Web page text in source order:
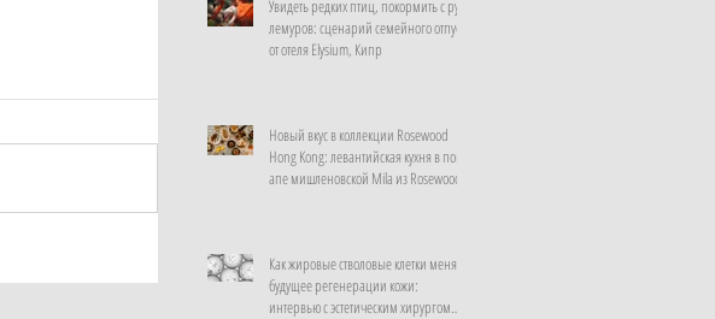
Увидеть редких птиц, покормить с рук
лемуров: сценарий семейного отпуска
от отеля Elysium, Кипр
Новый вкус в коллекции Rosewood
Hong Kong: левантийская кухня в поп-
апе мишленовской Mila из Rosewood
Как жировые стволовые клетки меняют
будущее регенерации кожи:
интервью с эстетическим хирургом